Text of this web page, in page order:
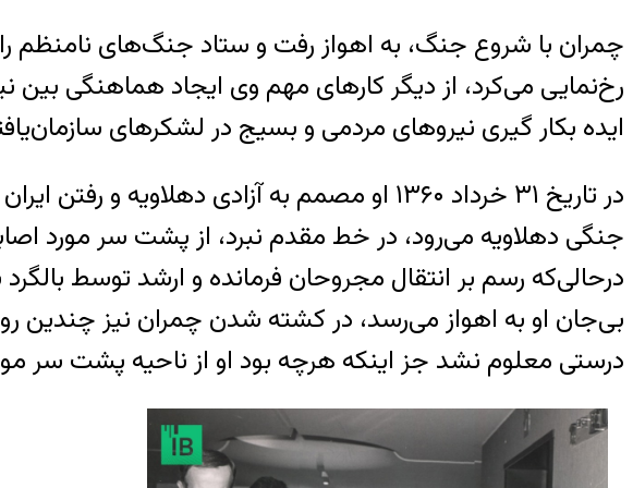
چمران با شروع جنگ، به اهواز رفت و ستاد جنگ‌های نامنظم را
رخ‌نمایی می‌کرد، از دیگر کارهای مهم وی ایجاد هماهنگی
ایده بکار گیری نیروهای مردمی و بسیج در لشکرهای
در تاریخ ۳۱ خرداد ۱۳۶۰ او مصمم به آزادی
جنگی دهلاویه می‌رود، در خط مقدم نبرد، از پشت سر مورد
درحالی‌که رسم بر انتقال مجروحان فرمانده و ارشد توسط
بی‌جان او به اهواز می‌رسد، در کشته شدن چمران نیز چندین
درستی معلوم نشد جز اینکه هرچه بود او از ناحیه پشت سر